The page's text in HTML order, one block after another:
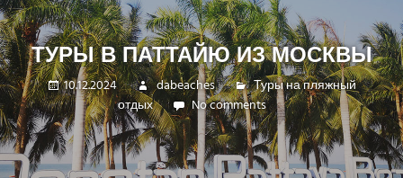
ТУРЫ В ПАТТАЙЮ ИЗ МОСКВЫ
10.12.2024 dabeaches
Туры на пляжный
отдых
No comments